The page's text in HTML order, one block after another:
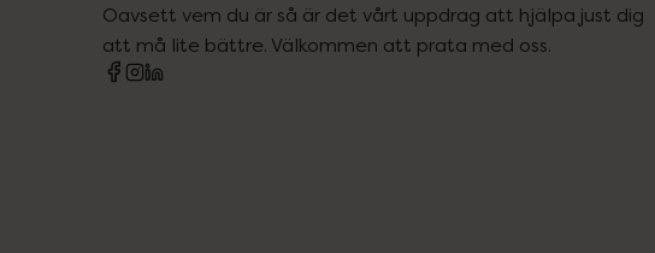
Oavsett vem du är så är det vårt uppdrag att hjälpa just dig
att må lite bättre. Välkommen att prata med oss.